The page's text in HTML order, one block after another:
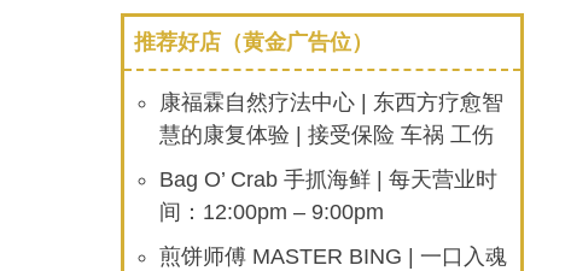
推荐好店（黄金广告位）
康福霖自然疗法中心 | 东西方疗愈智
慧的康复体验 | 接受保险 车祸 工伤
Bag O’ Crab 手抓海鲜 | 每天营业时
间：12:00pm – 9:00pm
煎饼师傅 MASTER BING | 一口入魂